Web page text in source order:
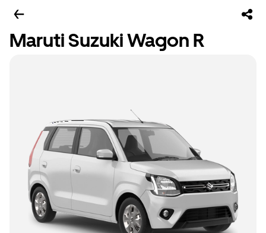
Maruti Suzuki Wagon R